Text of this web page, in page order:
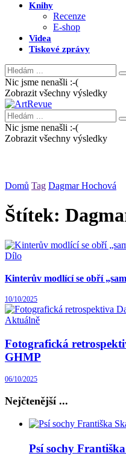
Knihy
Recenze
E-shop
Videa
Tiskové zprávy
Nic jsme nenašli :-(
Zobrazit všechny výsledky
Nic jsme nenašli :-(
Zobrazit všechny výsledky
Domů Tag Dagmar Hochová
Štítek:
Dílo
Kinterův modlící se obří
10/10/2025
Aktuálně
Fotografická
GHMP
06/10/2025
Nejčtenější ...
Psí sochy